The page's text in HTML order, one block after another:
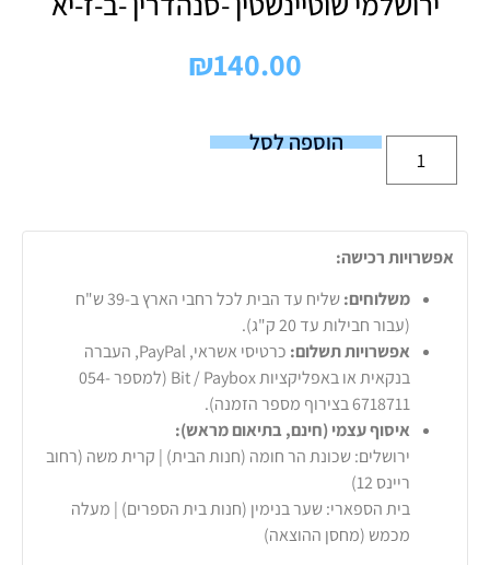
₪140.00
הוספה לסל
אפשרויות רכישה:
משלוחים:
שליח עד הבית לכל רחבי הארץ ב-39 ש"ח
(עבור חבילות עד 20 ק"ג).
אפשרויות תשלום:
כרטיסי אשראי, PayPal, העברה
בנקאית או באפליקציות Bit / Paybox (למספר 054-
6718711 בצירוף מספר הזמנה).
איסוף עצמי (חינם, בתיאום מראש):
ירושלים: שכונת הר חומה (חנות הבית) | קרית משה (רחוב
ריינס 12)
בית הספארי: שער בנימין (חנות בית הספרים) | מעלה
מכמש (מחסן ההוצאה)